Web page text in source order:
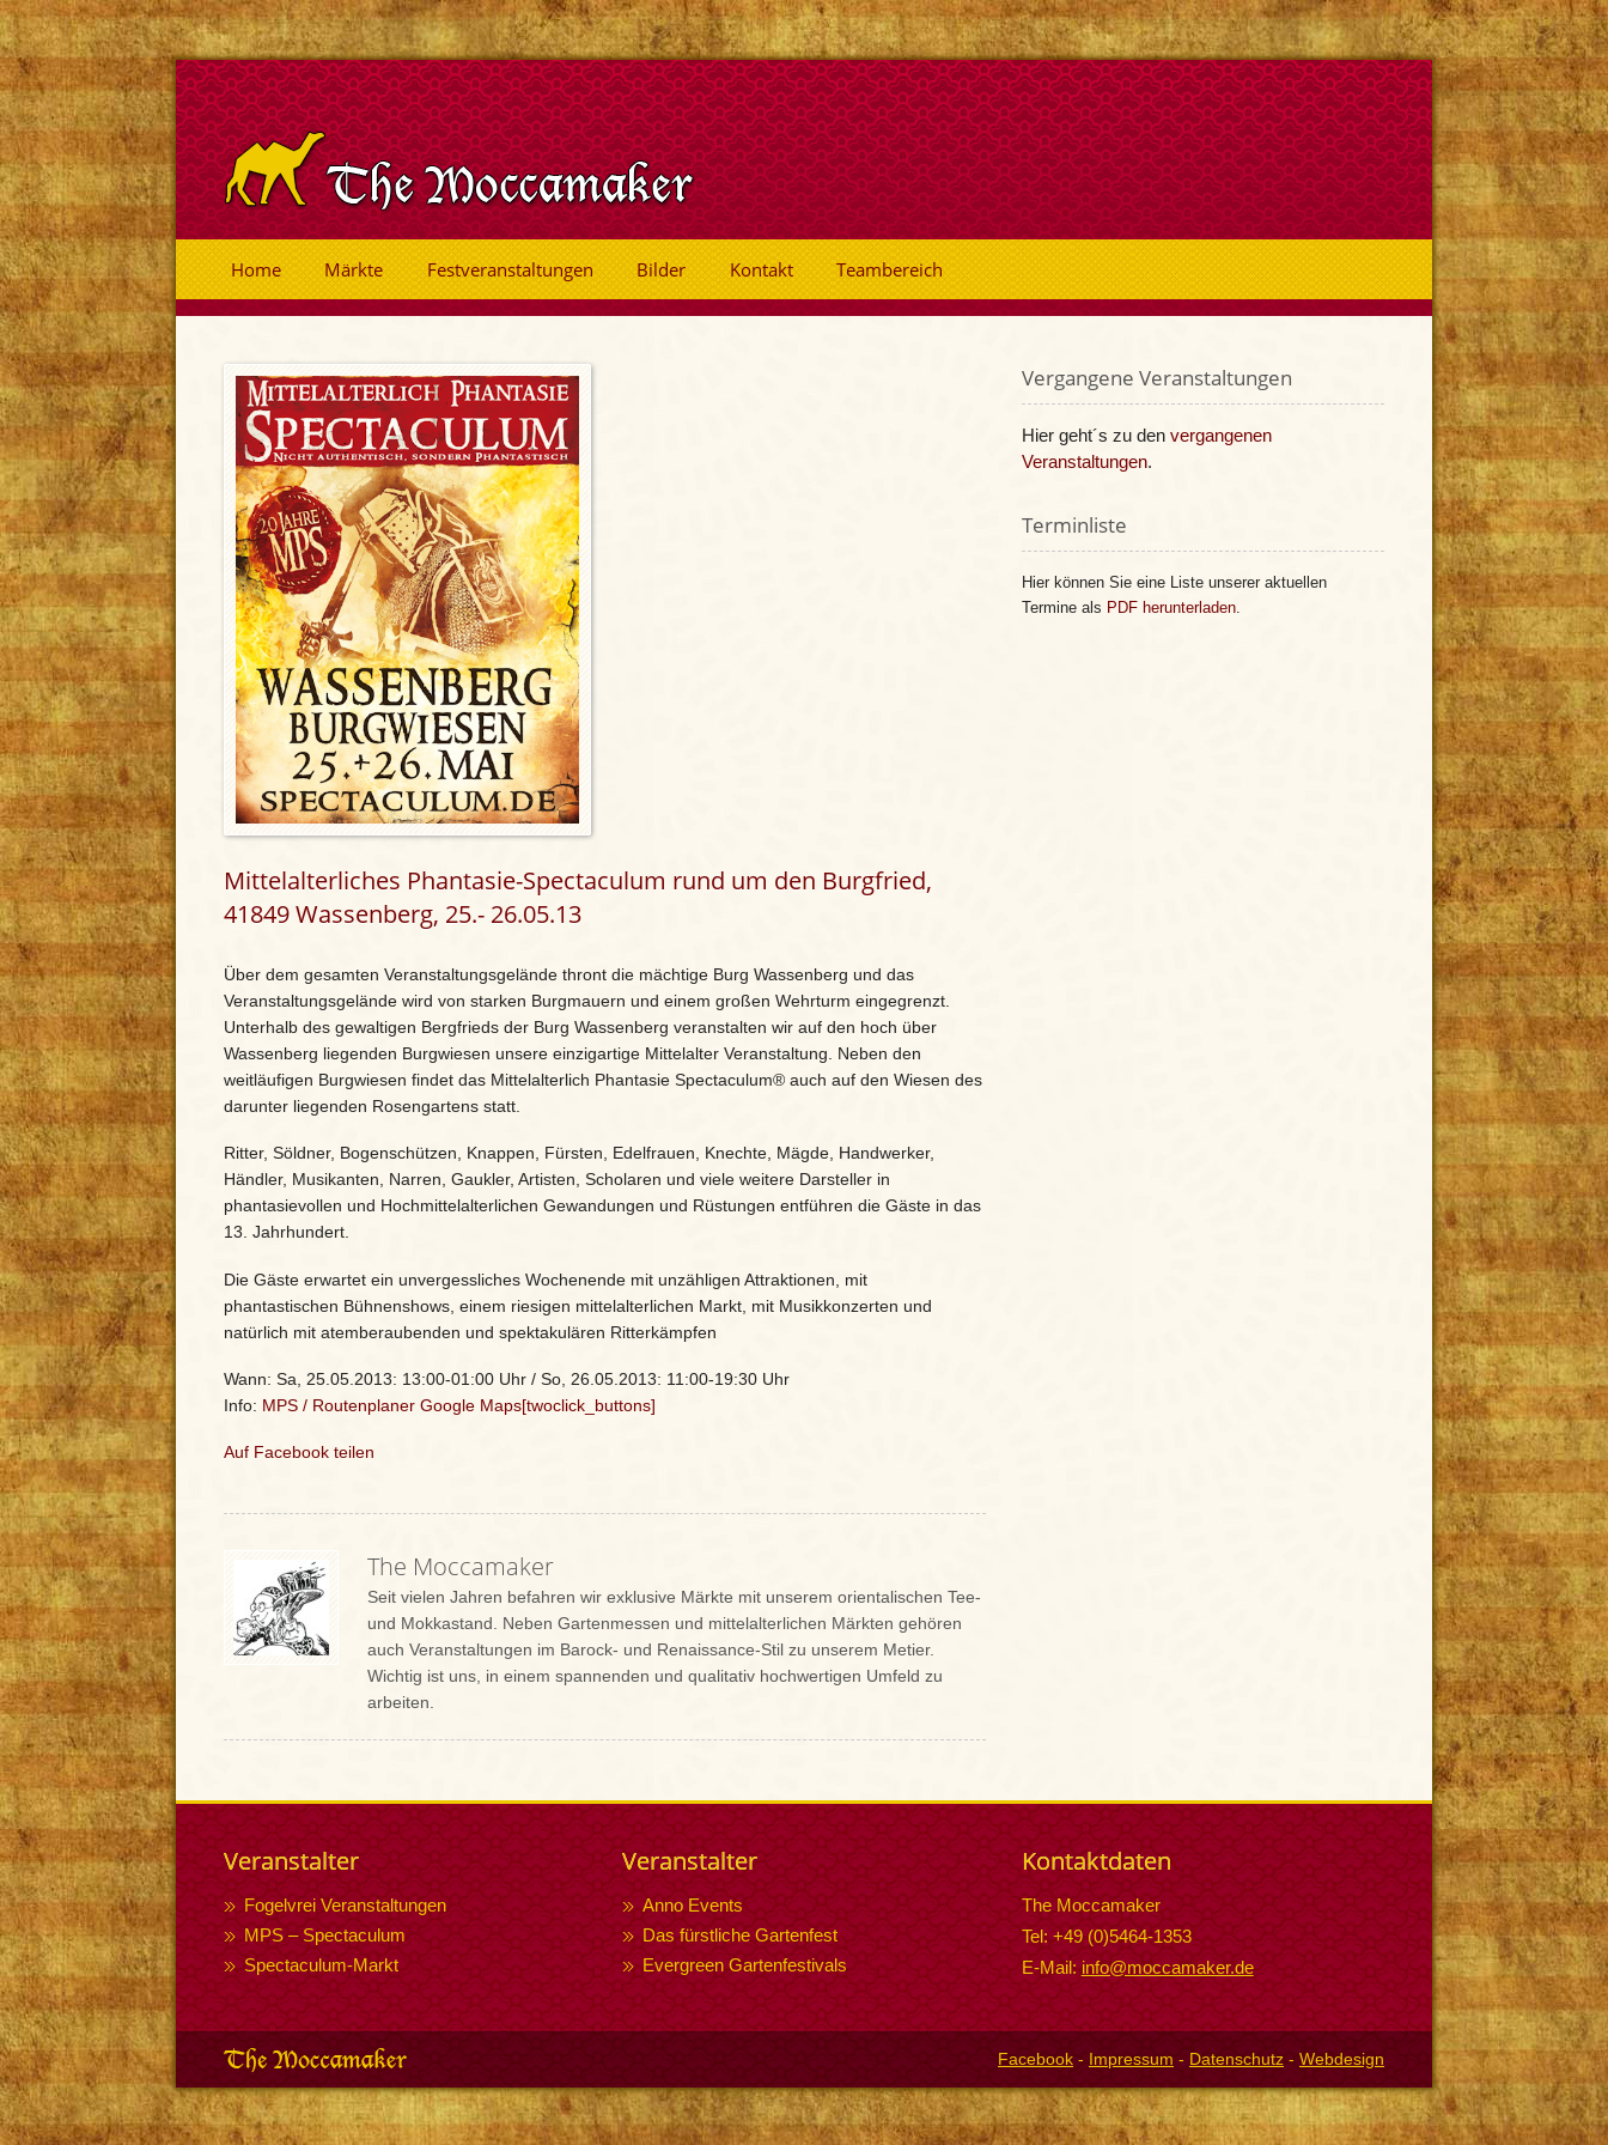
Home Märkte Festveranstaltungen Bilder Kontakt Teambereich
Mittelalterliches Phantasie-Spectaculum rund um den Burgfried,
41849 Wassenberg, 25.- 26.05.13
Über dem gesamten Veranstaltungsgelände thront die mächtige Burg Wassenberg und das
Veranstaltungsgelände wird von starken Burgmauern und einem großen Wehrturm eingegrenzt.
Unterhalb des gewaltigen Bergfrieds der Burg Wassenberg veranstalten wir auf den hoch über
Wassenberg liegenden Burgwiesen unsere einzigartige Mittelalter Veranstaltung. Neben den
weitläufigen Burgwiesen findet das Mittelalterlich Phantasie Spectaculum® auch auf den Wiesen des
darunter liegenden Rosengartens statt.
Ritter, Söldner, Bogenschützen, Knappen, Fürsten, Edelfrauen, Knechte, Mägde, Handwerker,
Händler, Musikanten, Narren, Gaukler, Artisten, Scholaren und viele weitere Darsteller in
phantasievollen und Hochmittelalterlichen Gewandungen und Rüstungen entführen die Gäste in das
13. Jahrhundert.
Die Gäste erwartet ein unvergessliches Wochenende mit unzähligen Attraktionen, mit
phantastischen Bühnenshows, einem riesigen mittelalterlichen Markt, mit Musikkonzerten und
natürlich mit atemberaubenden und spektakulären Ritterkämpfen
Wann: Sa, 25.05.2013: 13:00-01:00 Uhr / So, 26.05.2013: 11:00-19:30 Uhr
Info: MPS / Routenplaner Google Maps[twoclick_buttons]
Auf Facebook teilen
The Moccamaker
Seit vielen Jahren befahren wir exklusive Märkte mit unserem orientalischen Tee-
und Mokkastand. Neben Gartenmessen und mittelalterlichen Märkten gehören
auch Veranstaltungen im Barock- und Renaissance-Stil zu unserem Metier.
Wichtig ist uns, in einem spannenden und qualitativ hochwertigen Umfeld zu
arbeiten.
Vergangene Veranstaltungen
Hier geht´s zu den vergangenen
Veranstaltungen.
Terminliste
Hier können Sie eine Liste unserer aktuellen
Termine als PDF herunterladen.
Veranstalter
Fogelvrei Veranstaltungen
MPS – Spectaculum
Spectaculum-Markt
Veranstalter
Anno Events
Das fürstliche Gartenfest
Evergreen Gartenfestivals
Kontaktdaten
The Moccamaker
Tel: +49 (0)5464-1353
E-Mail: info@moccamaker.de
Facebook - Impressum - Datenschutz - Webdesign